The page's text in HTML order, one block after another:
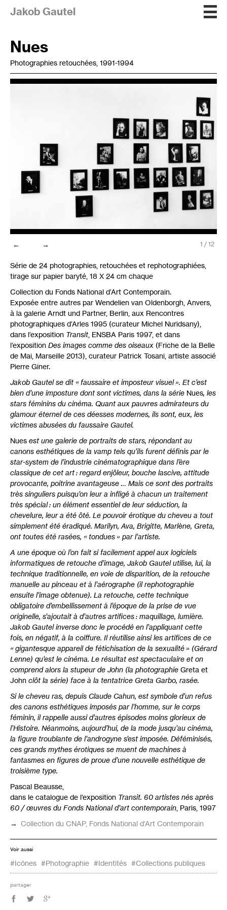
Jakob Gautel
Nues
Photographies retouchées, 1991-1994
← → 1 / 12
Série de 24 photographies, retouchées et rephotographiées,
tirage sur papier baryté, 18 X 24 cm chaque
Collection du Fonds National d’Art Contemporain.
Exposée entre autres par Wendelien van Oldenborgh, Anvers,
à la galerie Arndt und Partner, Berlin, aux Rencontres
photographiques d’Arles 1995 (curateur Michel Nuridsany),
dans l’exposition Transit ENSBA Paris 1997, et dans
l’exposition Des images comme des oiseaux (Friche de la Belle
de Mai, Marseille 2013), curateur Patrick Tosani, artiste associé
Pierre Giner.
Jakob Gautel se dit « faussaire et imposteur visuel». Et c’est
bien d’une imposture dont sont victimes, dans la série Nues, les
stars féminins du cinéma. Quant aux pauvres admirateurs du
glamour éternel de ces déesses modernes, ils sont, eux, les
victimes abusées du faussaire Gautel.
Nues est une galerie de portraits de stars, répondant au
canons esthétiques de la vamp tels qu’ils furent définis par le
star-system de l’industrie cinématographique dans l’ère
classique de cet art : regard enjôleur, bouche lascive, attitude
provocante, poitrine avantageuse … Mais ce sont des portraits
très singuliers puisqu’on leur a infligé à chacun un traitement
très spécial : un élément essentiel de leur séduction, la
chevelure, leur a été ôté. Le pouvoir érotique du cheveu a tout
simplement été éradiqué. Marilyn, Ava, Brigitte, Marlène, Greta,
ont toutes été rasées, « tondues» par l’artiste.
A une époque où l’on fait si facilement appel aux logiciels
informatiques de retouche d’image, Jakob Gautel utilise, lui, la
technique traditionnelle, en voie de disparition, de la retouche
manuelle au pinceau et à l’aérographe (il rephotographie
ensuite l’image obtenue). La retouche, cette technique
obligatoire d’embellissement à l’époque de la prise de vue
originelle, s’ajoutait à d’autres artifices : maquillage, lumière.
Jakob Gautel inverse donc le procédé en l’appliquant cette
fois, en négatif, à la coiffure. Il réutilise ainsi les artifices de ce
«gigantesque appareil de fétichisation de la sexualité» (Gérard
Lenne) qu’est le cinéma. Le résultat est spectaculaire et on
comprend alors la stupeur de John (la photographie Greta et
John clôt la série) face à la tentatrice Greta Garbo, rasée.
Si le cheveu ras, depuis Claude Cahun, est symbole d’un refus
des canons esthétiques imposés par l’homme, sur le corps
féminin, il rappelle aussi d’autres épisodes moins glorieux de
l’Histoire. Néanmoins, aujourd’hui, de la mode jusqu’au cinéma,
la figure troublante de l’androgyne s’est imposée. Déféminisés,
ces grands mythes érotiques se muent de machines à
fantasmes en figures de proue d’une nouvelle esthétique de
troisième type.
Pascal Beausse,
dans le catalogue de l’exposition Transit. 60 artistes nés après
60 / œuvres du Fonds National d’art contemporain , Paris, 1997
→ Collection du CNAP, Fonds National d’Art Contemporain
Voir aussi
#Icônes #Photographie #Identités #Collections publiques
partager